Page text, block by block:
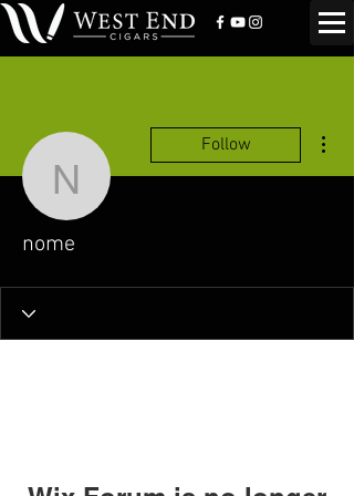
nome
Follow
nome